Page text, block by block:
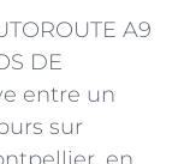
A9
DE
entre un
sur